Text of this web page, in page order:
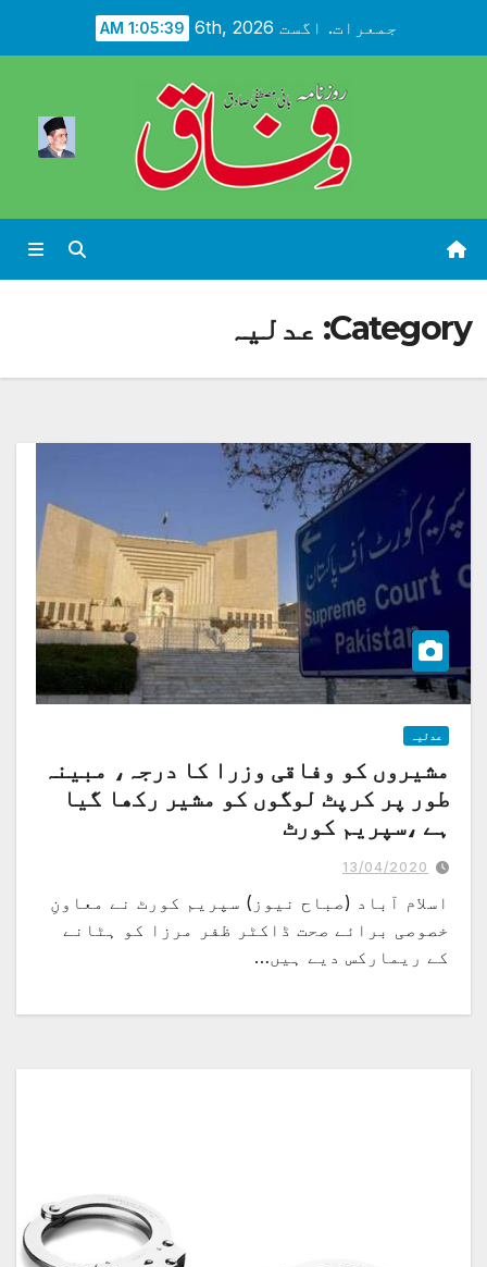
جمعرات. اگست 6th, 2026 1:05:40 AM
Category: عدلیہ
عدلیہ
مشیروں کو وفاقی وزرا کا درجہ، مبینہ
طور پر کرپٹ لوگوں کو مشیر رکھا گیا
ہے ،سپریم کورٹ
13/04/2020
اسلام آباد (صباح نیوز) سپریم کورٹ نے معاونِ
خصوصی برائے صحت ڈاکٹر ظفر مرزا کو ہٹانے
کے ریمارکس دیے ہیں…